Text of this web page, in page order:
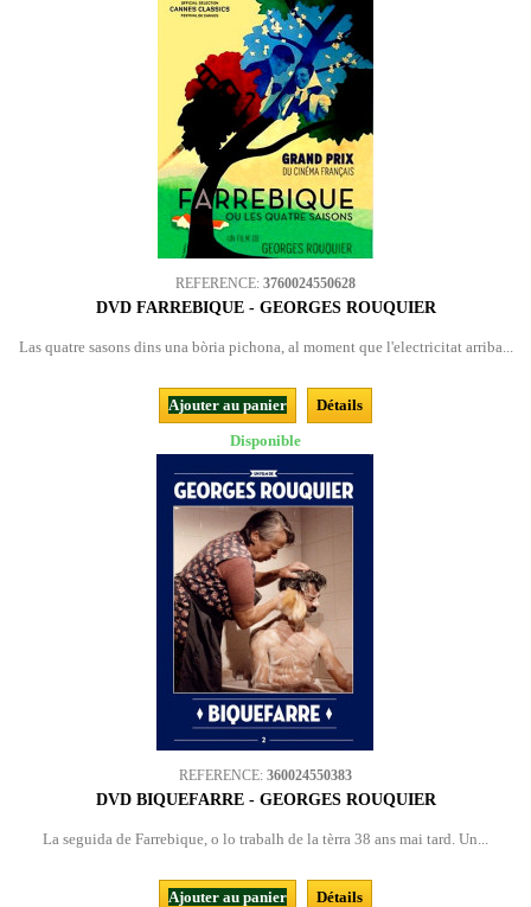
REFERENCE: 3760024550628
DVD FARREBIQUE - GEORGES ROUQUIER
Las quatre sasons dins una bòria pichona, al moment que l'electricitat arriba...
Ajouter au panier
Détails
Disponible
REFERENCE: 360024550383
DVD BIQUEFARRE - GEORGES ROUQUIER
La seguida de Farrebique, o lo trabalh de la tèrra 38 ans mai tard. Un...
Ajouter au panier
Détails